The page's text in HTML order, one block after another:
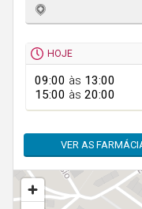
Leiria
Lisboa
Portalegre
Santarém
Setúbal
Viana do Castelo
HOJE
09:00 às 13:00
15:00 às 20:00
VER AS